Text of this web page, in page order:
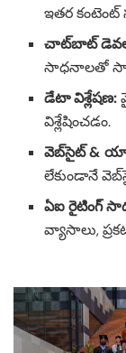
ఇతర కంటెంట్
చాట్‌బాట్
సాధనాలతో
డేటా విశ్లేషణ:
విశ్లేషించడం.
వెబ్‌సైట్ &
లేకుండానే
ఏఐ రైటింగ్
వ్యాసాలు,